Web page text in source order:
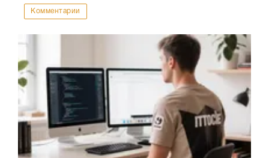
Комментарии